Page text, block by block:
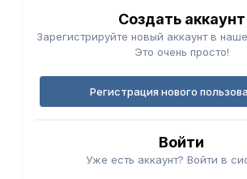
Создать аккаунт
Зарегистрируйте новый аккаунт в
Это очень просто!
Регистрация нового
Войти
Уже есть аккаунт? Войти в